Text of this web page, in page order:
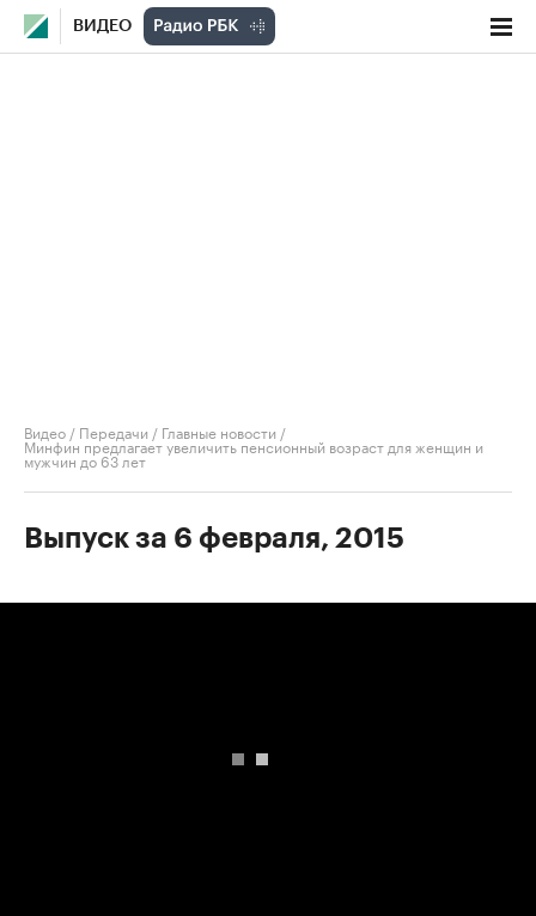
ВИДЕО
Видео / Передачи / Главные новости /
Минфин предлагает увеличить пенсионный возраст для женщин и
мужчин до 63 лет
Выпуск за 6 февраля, 2015